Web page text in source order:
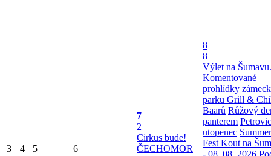
3 4 5 6
7
2
Cirkus bude!
ČECHOMOR
8
8
Výlet na Šumavu.
Komentované
prohlídky
parku Grill &
Baarů Růžový
panterem
utopenec Summer
Fest Kout na